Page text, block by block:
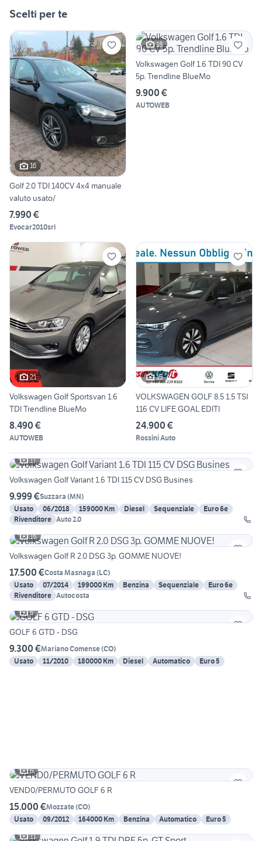
Scelti per te
16
Golf 2.0 TDI 140CV 4x4 manuale
valuto usato/
7.990 €
Evocar2010srl
18
Volkswagen Golf 1.6 TDI 90 CV
5p. Trendline BlueMo
9.900 €
AUTOWEB
21
Volkswagen Golf Sportsvan 1.6
TDI Trendline BlueMo
8.490 €
AUTOWEB
15
VOLKSWAGEN GOLF 8.5 1.5 TSI
116 CV LIFE GOAL EDITI
24.900 €
Rossini Auto
17
Volkswagen Golf Variant 1.6 TDI 115 CV DSG Busines
9.999 €Suzzara (MN)
Usato
06/2018 159000 Km Diesel Sequenziale
Euro 6e
Rivenditore Auto 2.0
16
Volkswagen Golf R 2.0 DSG 3p. GOMME NUOVE!
17.500 €Costa Masnaga (LC)
Usato
07/2014 199000 Km Benzina Sequenziale
Euro 6e
Rivenditore Autocosta
6
GOLF 6 GTD - DSG
9.300 €Mariano Comense(CO)
Usato
11/2010 180000 Km Diesel Automatico Euro 5
6
VEND0/PERMUTO GOLF 6 R
15.000 €Mozzate(CO)
Usato
09/2012 164000 Km Benzina Automatico
Euro 5
11